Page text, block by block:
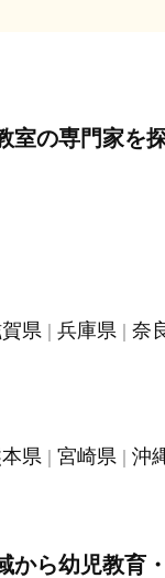
室の専門家を
県 兵庫県
奈
県 宮崎県 沖
から幼児教育